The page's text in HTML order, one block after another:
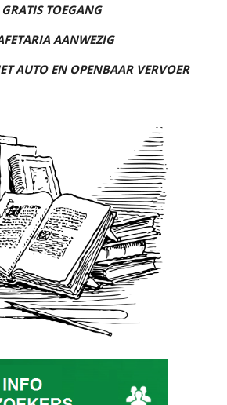
GRATIS TOEGANG
AANWEZIG
AUTO EN OPENBAAR VERVOER